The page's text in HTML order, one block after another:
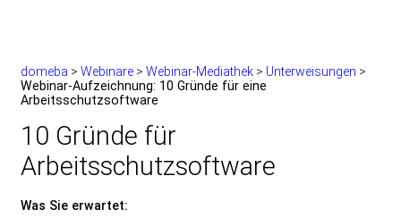
domeba > Webinare > Webinar-Mediathek > Unterweisungen >
Webinar-Aufzeichnung: 10 Gründe für eine
Arbeitsschutzsoftware
10 Gründe für
Arbeitsschutzsoftware
Was Sie erwartet: